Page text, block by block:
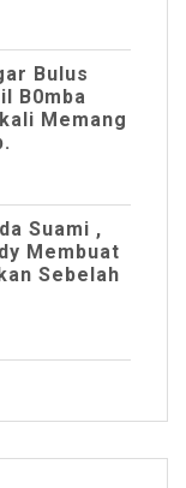
Bulus
B0mba
Memang
Suami ,
Membuat
Sebelah